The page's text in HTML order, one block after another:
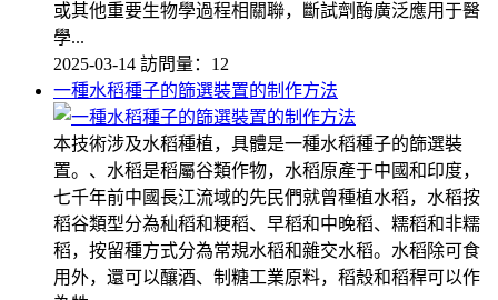
或其他重要生物學過程相關聯，斷試劑酶廣泛應用于醫
學...
2025-03-14 訪問量：12
一種水稻種子的篩選裝置的制作方法
本技術涉及水稻種植，具體是一種水稻種子的篩選裝
置。、水稻是稻屬谷類作物，水稻原產于中國和印度，
七千年前中國長江流域的先民們就曾種植水稻，水稻按
稻谷類型分為秈稻和粳稻、早稻和中晚稻、糯稻和非糯
稻，按留種方式分為常規水稻和雜交水稻。水稻除可食
用外，還可以釀酒、制糖工業原料，稻殼和稻稈可以作